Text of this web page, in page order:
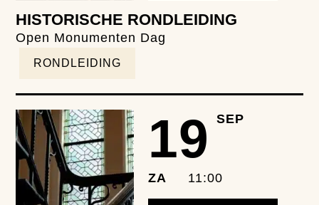
HISTORISCHE RONDLEIDING
Open Monumenten Dag
RONDLEIDING
19 SEP
ZA 11:00